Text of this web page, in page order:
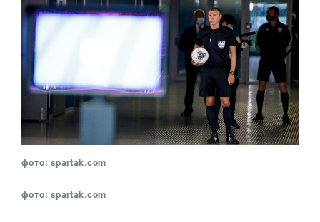
фото: spartak.com
фото: spartak.com